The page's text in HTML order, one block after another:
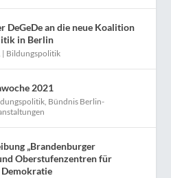
DeGeDe an die neue Koalition
in Berlin
| Bildungspolitik
2021
Bündnis Berlin-
„Brandenburger
Oberstufenzentren für